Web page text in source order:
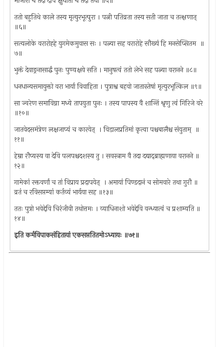
ततो बहुतिथे काले तस्य मृत्युरभूत्पुरा । पत्नी पतिव्रता तस्य सती जाता च तत्क्षणात् ‌
॥६॥
सत्यलोके वरारोह्हे युगमेकमुवास सः । पत्न्या सह वरारोहे सौख्यं हि मनसेप्सितम ‌ ॥
७॥
भुक्तं देवाङ्रनासार्द्धं पुनः पुण्यक्षये सति । मानुषत्वं ततो लेभे सह पत्न्या वरानने ॥८॥
धनधान्यसमायुक्तो वरा भार्या विवाहिता । पुत्राश्व बहवो जातास्तेषां मृत्युरभूत्किल ॥९॥
सा ज्वरेण समाविग्ना मध्ये तापयुता पुनः । तस्य पापस्य वै शान्तिं श्रृणु त्वं गिरिजे वरे
॥१०॥
जातवेदसमंत्रेण लक्षजाप्यं च कारयेत् ‌ । विडालप्रतिमां कृत्वा पश्चबालैश्च संयुताम् ‌ ॥
११॥
हेम्रा रौप्यस्य वा देवि पलपश्चदशस्य तु । सवस्त्राम वै तदा दद्याद्‌ब्राह्मणाया वरानने ॥
१२॥
गामेकां रक्तवर्णां च तां विप्राय प्रदापयेत् ‌ । अमायां पिण्डदानं च सोमवारे तथा गुरौ ॥
व्रतं च रविसप्तम्यां कर्तव्यं भार्यया सह ॥१३॥
ततः पुत्रो भवेद्देवि चिरंजीवी तथोत्तमः । व्याधिनाशो भवेद्देवि वन्ध्यात्वं च प्रशाम्यति ॥
१४॥
इति कर्मविपाकसंहितायां एकसप्ततितमोऽध्यायः ॥७१॥